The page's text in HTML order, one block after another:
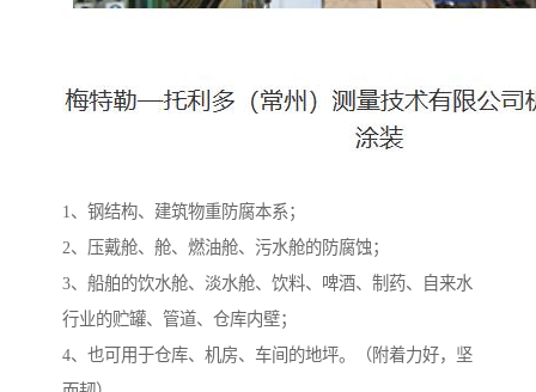
1、钢结构、建筑物重防腐本系；
2、压戴舱、舱、燃油舱、污水舱的防腐蚀；
3、船舶的饮水舱、淡水舱、饮料、啤酒、制药、自来水
行业的贮罐、管道、仓库内壁；
4、也可用于仓库、机房、车间的地坪。（附着力好，坚